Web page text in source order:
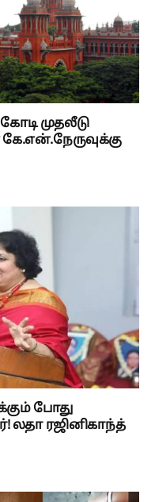
முதலீடு
போது
லதா ரஜினிகாந்த்